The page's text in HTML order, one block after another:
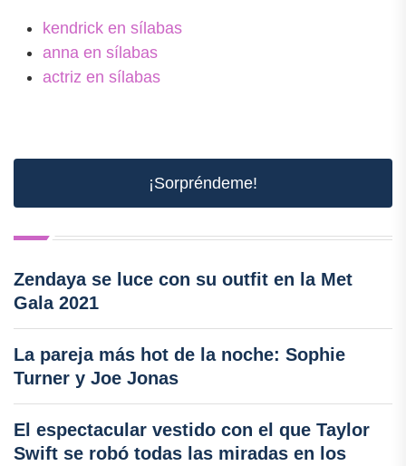
kendrick en sílabas
anna en sílabas
actriz en sílabas
¡Sorpréndeme!
Zendaya se luce con su outfit en la Met
Gala 2021
La pareja más hot de la noche: Sophie
Turner y Joe Jonas
El espectacular vestido con el que Taylor
Swift se robó todas las miradas en los